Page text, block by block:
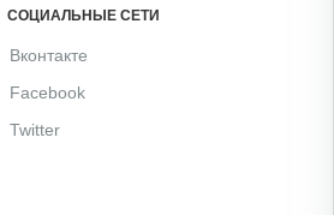
СОЦИАЛЬНЫЕ СЕТИ
Вконтакте
Facebook
Twitter